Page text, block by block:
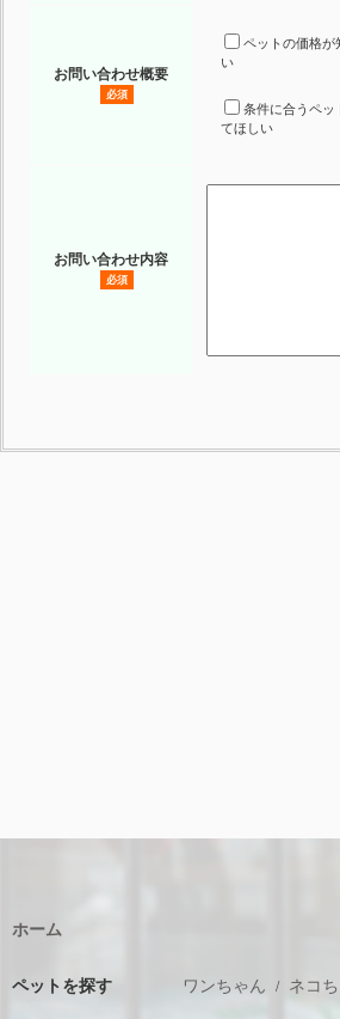
お問い合わせ概要
必須
ペットの価格が
い
条件に合うペッ
てほしい
お問い合わせ内容
必須
ホーム
ペットを探す ワンちゃん ネコ